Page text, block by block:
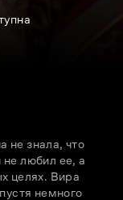
не знала, что
любил ее, а
целях. Вира
немного